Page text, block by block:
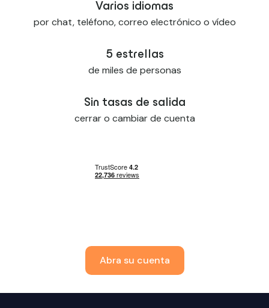
Varios idiomas
por chat, teléfono, correo electrónico o vídeo
5 estrellas
de miles de personas
Sin tasas de salida
cerrar o cambiar de cuenta
Abra su cuenta